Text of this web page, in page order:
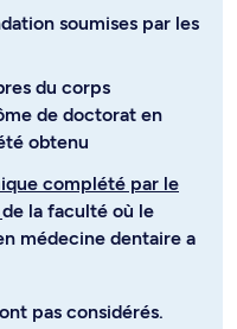
soumises par les
du corps
de doctorat en
obtenu
complété par le
de la faculté où le
médecine dentaire a
pas considérés.